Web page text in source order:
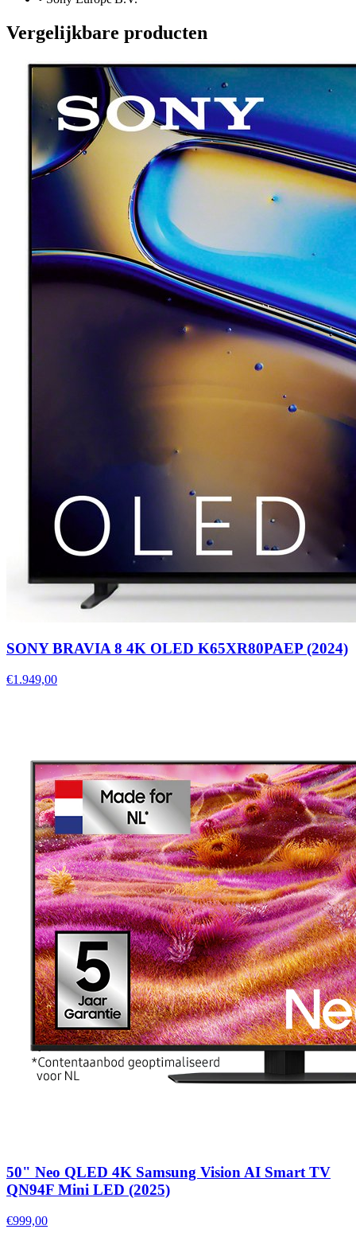
Vergelijkbare producten
SONY BRAVIA 8 4K OLED K65XR80PAEP (2024)
€1.949,00
50" Neo QLED 4K Samsung Vision AI Smart TV
QN94F Mini LED (2025)
€999,00